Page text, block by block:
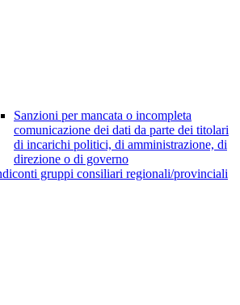
Sanzioni per mancata o incompleta
comunicazione dei dati da parte dei titolari
di incarichi politici, di amministrazione, di
direzione o di governo
gruppi consiliari regionali/provinciali